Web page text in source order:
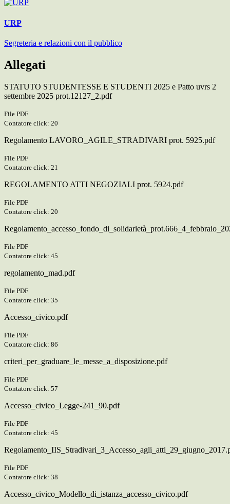
URP
Segreteria e relazioni con il pubblico
Allegati
STATUTO STUDENTESSE E STUDENTI 2025 e Patto uvrs 2
settembre 2025 prot.12127_2.pdf
File PDF
Contatore click: 20
Regolamento LAVORO_AGILE_STRADIVARI prot. 5925.pdf
File PDF
Contatore click: 21
REGOLAMENTO ATTI NEGOZIALI prot. 5924.pdf
File PDF
Contatore click: 20
File PDF
Contatore click: 45
regolamento_mad.pdf
File PDF
Contatore click: 35
Accesso_civico.pdf
File PDF
Contatore click: 86
criteri_per_graduare_le_messe_a_disposizione.pdf
File PDF
Contatore click: 57
Accesso_civico_Legge-241_90.pdf
File PDF
Contatore click: 45
File PDF
Contatore click: 38
Accesso_civico_Modello_di_istanza_accesso_civico.pdf